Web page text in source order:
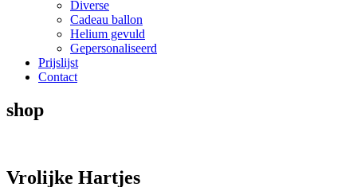
Diverse
Cadeau ballon
Helium gevuld
Gepersonaliseerd
Prijslijst
Contact
shop
Vrolijke Hartjes